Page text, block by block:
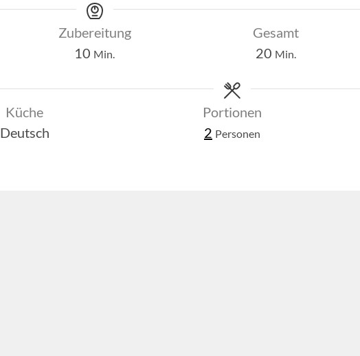
Zubereitung
10 Minuten
Min.
Gesamt
20Minuten
Min.
Küche
Deutsch
Portionen
2 Personen